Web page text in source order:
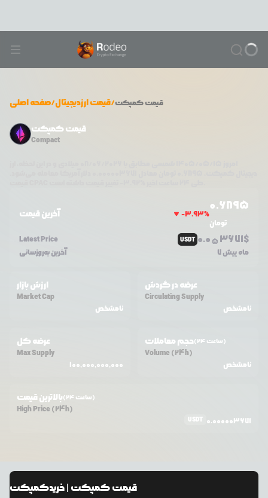
صفحه اصلی/قیمت ارزدیجیتال/ قیمتکمپکت
قیمت کمپکت
Compact
آخرین قیمت -3.93%
0.6895
تومان
Latest Price
USDT 0.0 5 3671$
آخرین به‌روزسانی 7 ماه پیش
ارزش بازار
Market Cap
نامشخص
عرضه در گردش
Circulating Supply
نامشخص
عرضه کل
Max Supply
100,000,000,000
حجم معاملات (24 ساعت)
Volume (24h)
نامشخص
بالاترین قیمت (24 ساعت)
High Price (24h)
USDT 0.000003671
قیمتکمپکت | خریدکمپکت